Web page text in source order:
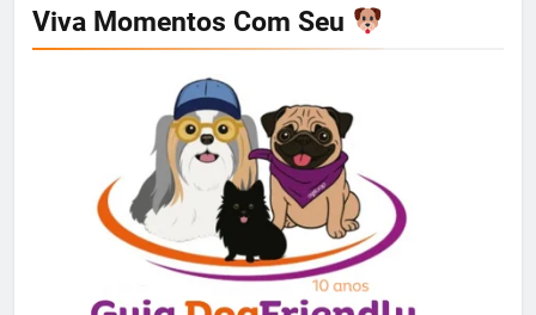
Viva Momentos Com Seu